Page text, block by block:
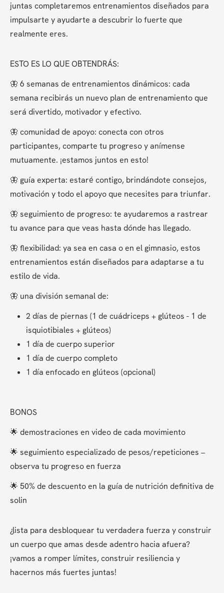
juntas completaremos entrenamientos diseñados para
impulsarte y ayudarte a descubrir lo fuerte que
realmente eres.
ESTO ES LO QUE OBTENDRÁS:
🦋 6 semanas de entrenamientos dinámicos: cada
semana recibirás un nuevo plan de entrenamiento que
será divertido, motivador y efectivo.
🦋 comunidad de apoyo: conecta con otros
participantes, comparte tu progreso y anímense
mutuamente. ¡estamos juntos en esto!
🦋 guía experta: estaré contigo, brindándote consejos,
motivación y todo el apoyo que necesites para triunfar.
🦋 seguimiento de progreso: te ayudaremos a rastrear
tu avance para que veas hasta dónde has llegado.
🦋 flexibilidad: ya sea en casa o en el gimnasio, estos
entrenamientos están diseñados para adaptarse a tu
estilo de vida.
🦋 una división semanal de:
2 días de piernas (1 de cuádriceps + glúteos - 1 de
isquiotibiales + glúteos)
1 día de cuerpo superior
1 día de cuerpo completo
1 día enfocado en glúteos (opcional)
BONOS
🌟 demostraciones en video de cada movimiento
🌟 seguimiento especializado de pesos/repeticiones –
observa tu progreso en fuerza
🌟 50% de descuento en la guía de nutrición definitiva de
solin
¿lista para desbloquear tu verdadera fuerza y construir
un cuerpo que amas desde adentro hacia afuera?
¡vamos a romper límites, construir resiliencia y
hacernos más fuertes juntas!